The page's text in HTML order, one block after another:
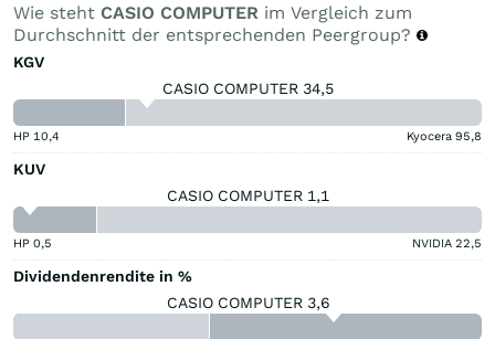
Wie steht CASIO COMPUTER im Vergleich zum
Durchschnitt der entsprechenden Peergroup?
KGV
CASIO COMPUTER 34,5
HP 10,4 Kyocera 95,8
KUV
CASIO COMPUTER 1,1
HP 0,5 NVIDIA 22,5
Dividendenrendite in %
CASIO COMPUTER 3,6